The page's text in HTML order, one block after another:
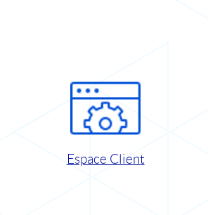
Espace Client